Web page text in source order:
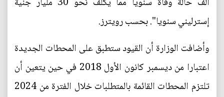
إسترليني سنويا". بحسب رويترز.
وأضافت الوزارة أن القيود ستطبق على المحطات الجديدة
اعتبارا من ديسمبر كانون الأول 2018 في حين يتعين أن
تلتزم المحطات القائمة بالمتطلبات خلال الفترة من 2024